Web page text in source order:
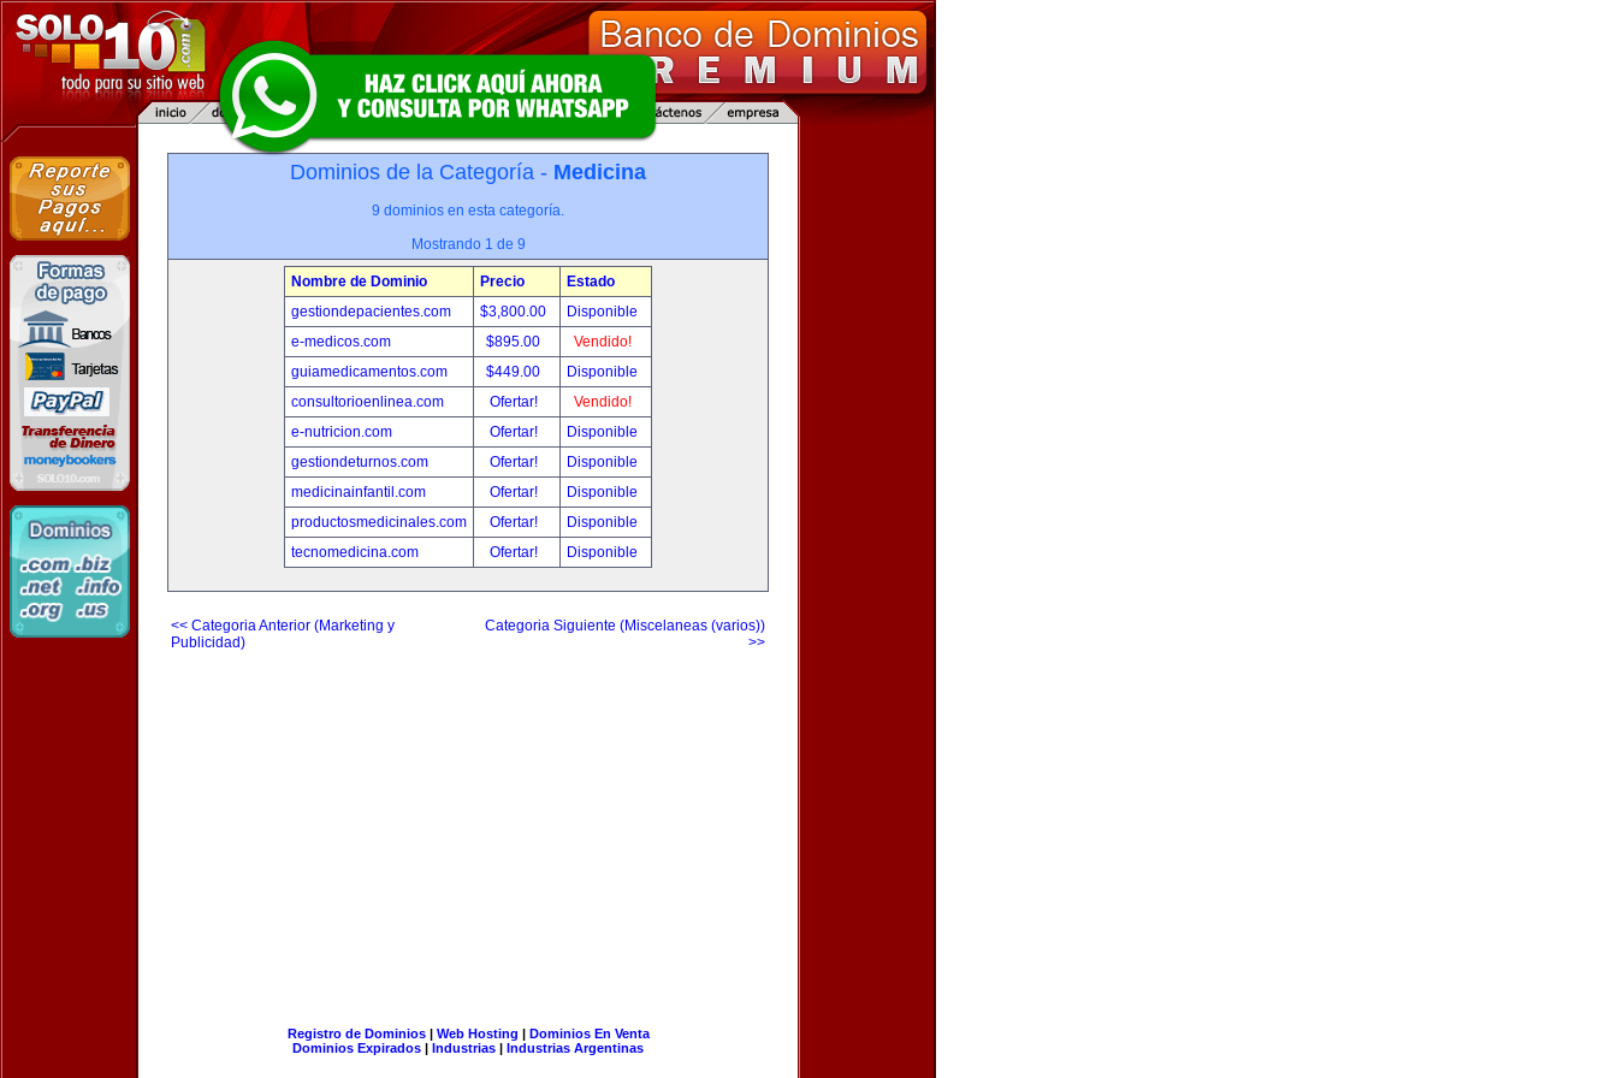
Dominios de la Categoría - Medicina
9 dominios en esta categoría.
Mostrando 1 de 9
Nombre de Dominio Precio
Estado
gestiondepacientes.com
$3,800.00
Disponible
e-medicos.com
$895.00
Vendido!
guiamedicamentos.com
$449.00
Disponible
consultorioenlinea.com
Ofertar!
Vendido!
e-nutricion.com
Ofertar!
Disponible
gestiondeturnos.com
Ofertar!
Disponible
medicinainfantil.com
Ofertar!
Disponible
productosmedicinales.com
Ofertar!
Disponible
tecnomedicina.com
Ofertar! Disponible
<< Categoria Anterior (Marketing y
Publicidad)
Categoria Siguiente (Miscelaneas (varios))
>>
Registro de Dominios| Web Hosting | Dominios En Venta
Dominios Expirados | Industrias | Industrias Argentinas